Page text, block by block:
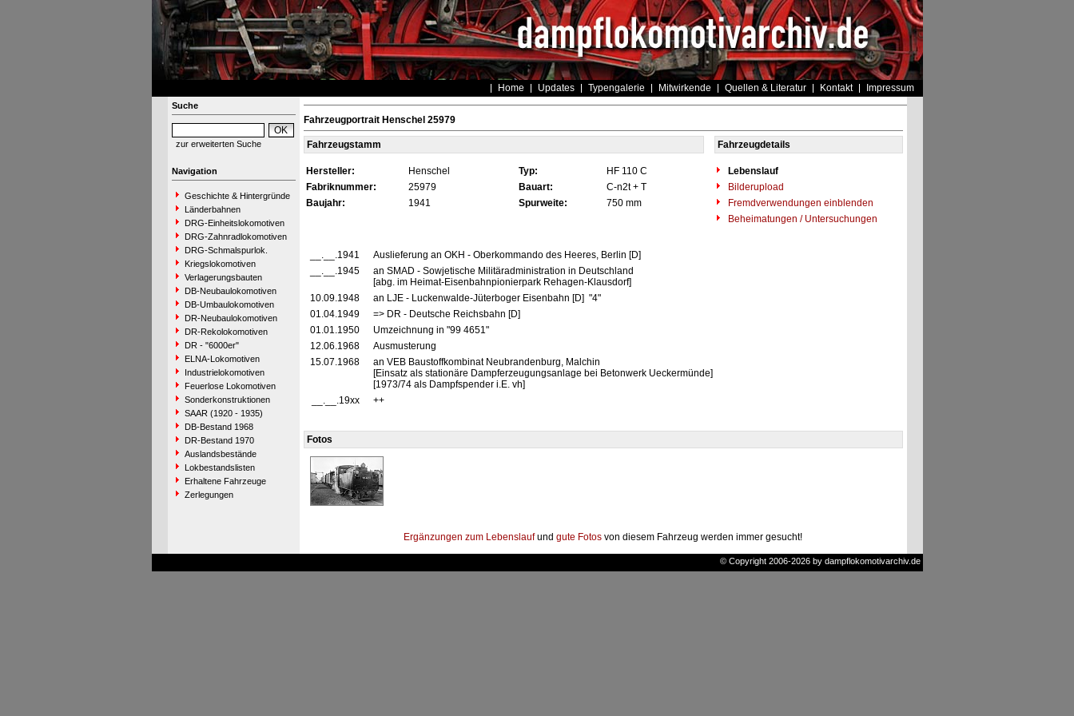
Home Updates Typengalerie Mitwirkende Quellen & Literatur Kontakt Impressum
Suche
zur erweiterten Suche
Navigation
Geschichte & Hintergründe
Länderbahnen
DRG-Einheitslokomotiven
DRG-Zahnradlokomotiven
DRG-Schmalspurlok.
Kriegslokomotiven
Verlagerungsbauten
DB-Neubaulokomotiven
DB-Umbaulokomotiven
DR-Neubaulokomotiven
DR-Rekolokomotiven
DR - "6000er"
ELNA-Lokomotiven
Industrielokomotiven
Feuerlose Lokomotiven
Sonderkonstruktionen
SAAR (1920 - 1935)
DB-Bestand 1968
DR-Bestand 1970
Auslandsbestände
Lokbestandslisten
Erhaltene Fahrzeuge
Zerlegungen
Fahrzeugportrait Henschel 25979
Fahrzeugstamm Fahrzeugdetails
Hersteller: Henschel Typ: HF 110 C
Lebenslauf
Fabriknummer:
25979 Bauart: C-n2t + T
Bilderupload
Baujahr:
1941 Spurweite: 750 mm
Fremdverwendungen einblenden
Beheimatungen / Untersuchungen
__.__.1941
Auslieferung an OKH - Oberkommando des Heeres, Berlin [D]
__.__.1945
an SMAD - Sowjetische Militäradministration in Deutschland
[abg. im Heimat-Eisenbahnpionierpark Rehagen-Klausdorf]
10.09.1948
an LJE - Luckenwalde-Jüterboger Eisenbahn [D] "4"
01.04.1949
=> DR - Deutsche Reichsbahn [D]
01.01.1950
Umzeichnung in "99 4651"
12.06.1968
Ausmusterung
15.07.1968
an VEB Baustoffkombinat Neubrandenburg, Malchin
[Einsatz als stationäre Dampferzeugungsanlage bei Betonwerk Ueckermünde]
[1973/74 als Dampfspender i.E. vh]
__.__.19xx
++
Fotos
Ergänzungen zum Lebenslaufund gute Fotos von diesem Fahrzeug werden immer gesucht!
© Copyright 2006-2026 by dampflokomotivarchiv.de